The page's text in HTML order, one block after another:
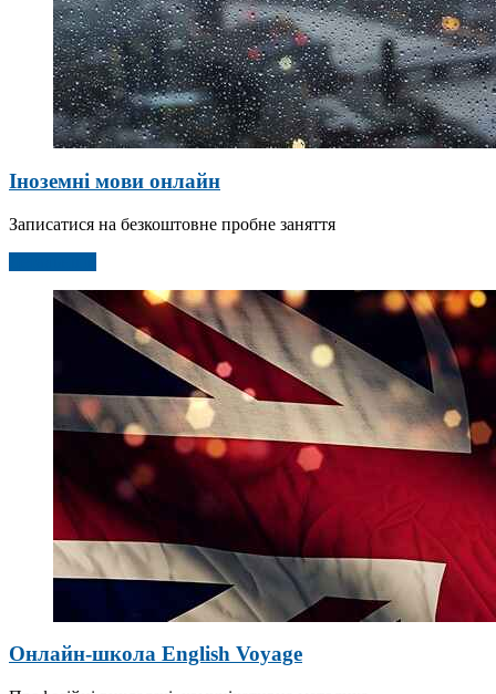
Іноземні мови онлайн
Записатися на безкоштовне пробне заняття
Онлайн-школа English Voyage